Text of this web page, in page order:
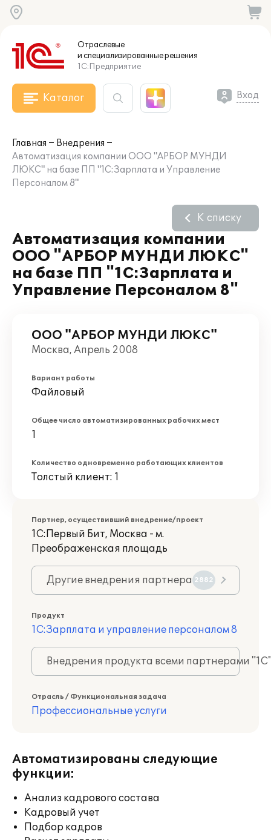
Отраслевые
и специализированныерешения
1С:Предприятие
Каталог Вход
Главная
Внедрения
Автоматизация компании ООО "АРБОР МУНДИ
ЛЮКС" на базе ПП "1С:Зарплата и Управление
Персоналом 8"
Автоматизация компании
ООО "АРБОР МУНДИ ЛЮКС"
на базе ПП "1С:Зарплата и
Управление Персоналом 8"
К списку
ООО "АРБОР МУНДИ ЛЮКС"
Москва, Апрель 2008
Вариант работы
Файловый
Общее число автоматизированных рабочих мест
1
Количество одновременно работающих клиентов
Толстый клиент: 1
Партнер, осуществивший внедрение/проект
1С:Первый Бит, Москва - м.
Преображенская площадь
Другие внедрения партнера 2882
Продукт
1С:Зарплата и управление персоналом 8
Внедрения продукта всеми партнерами
Отрасль / Функциональная задача
Профессиональные услуги
Автоматизированы следующие
функции:
Анализ кадрового состава
Кадровый учет
Подбор кадров